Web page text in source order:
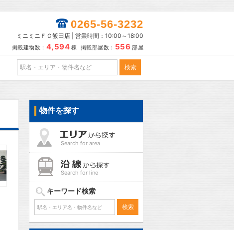
0265-56-3232
ミニミニＦＣ飯田店 | 営業時間：10:00～18:00
掲載建物数： 4,594 棟 掲載部屋数： 556 部屋
物件を探す
Search for area
Search for line
キーワード検索